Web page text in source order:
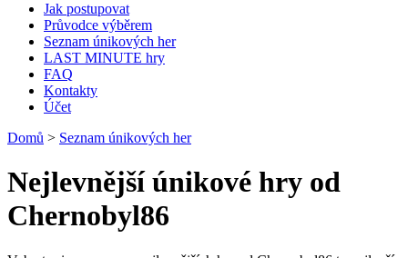
Jak postupovat
Průvodce výběrem
Seznam únikových her
LAST MINUTE hry
FAQ
Kontakty
Účet
Domů > Seznam únikových her
Nejlevnější únikové hry od
Chernobyl86